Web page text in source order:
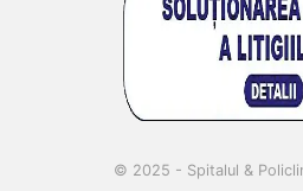
© 2025 - Spitalul &